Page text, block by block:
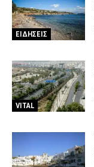
ΕΙΔΗΣΕΙΣ
VITAL